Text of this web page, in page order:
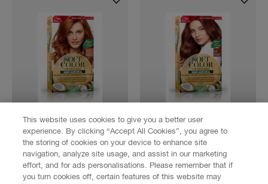
COMPRE AGORA
SOFT COLOR
LOURO ACOBREADO
743
COMPRE AGORA
SOFT COLOR
CASTANHO
ACOBREADO 54
This website uses cookies to give you a better user
experience. By clicking “Accept All Cookies”, you agree to
the storing of cookies on your device to enhance site
navigation, analyze site usage, and assist in our marketing
effort, and for ads personalisations. Please remember that if
you turn cookies off, certain features of this website may